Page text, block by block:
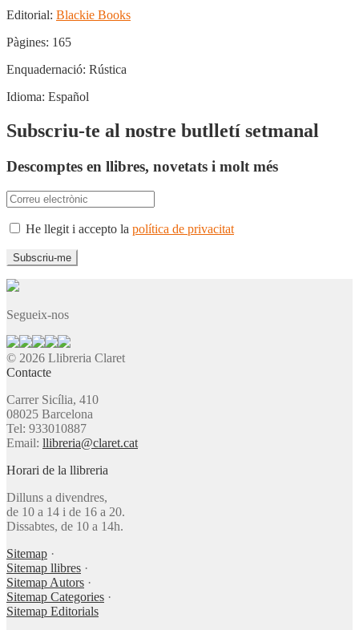
Editorial: Blackie Books
Pàgines: 165
Enquadernació: Rústica
Idioma: Español
Subscriu-te al nostre butlletí setmanal
Descomptes en llibres, novetats i molt més
He llegit i accepto la política de privacitat
Segueix-nos
© 2026 Llibreria Claret
Contacte
Carrer Sicília, 410
08025 Barcelona
Tel: 933010887
Email: llibreria@claret.cat
Horari de la llibreria
Dilluns a divendres,
de 10 a 14 i de 16 a 20.
Dissabtes, de 10 a 14h.
Sitemap ·
Sitemap llibres ·
Sitemap Autors ·
Sitemap Categories ·
Sitemap Editorials